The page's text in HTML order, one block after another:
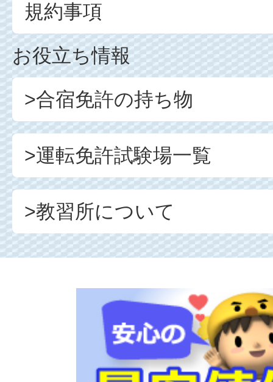
規約事項
お役立ち情報
>合宿免許の持ち物
>運転免許試験場一覧
>教習所について